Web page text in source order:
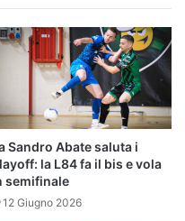
Sandro Abate saluta i
la L84 fa il bis e vola
semifinale
12 Giugno 2026